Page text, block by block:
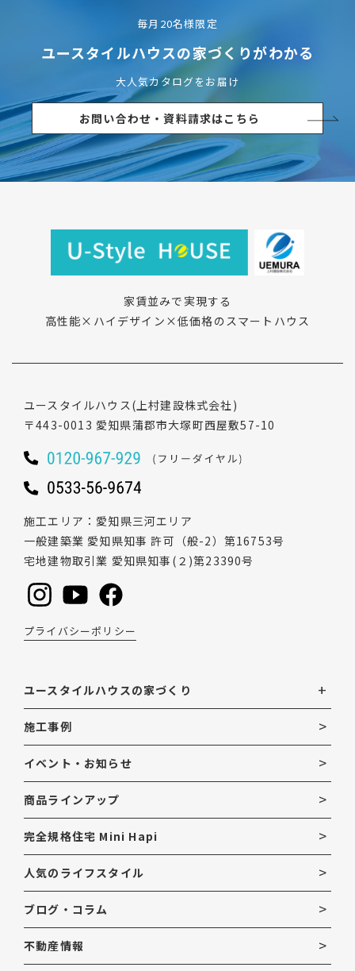
毎月20名様限定
ユースタイルハウスの家づくりがわかる
大人気カタログをお届け
お問い合わせ・資料請求はこちら
家賃並みで実現する
高性能×ハイデザイン×低価格のスマートハウス
ユースタイルハウス (上村建設株式会社)
〒443-0013 愛知県蒲郡市大塚町西屋敷57-10
施工エリア
愛知県三河エリア
一般建築業 愛知県知事 許可（般-2）第16753号
宅地建物取引業 愛知県知事(２)第23390号
プライバシーポリシー
ユースタイルハウスの家づくり
施工事例
イベント・お知らせ
商品ラインアップ
完全規格住宅 Mini Hapi
人気のライフスタイル
ブログ・コラム
不動産情報